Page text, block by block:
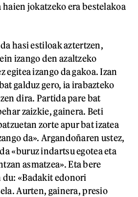
jokatzeko era bestelakoa
hasi estiloak aztertzen,
izango den azaltzeko
egitea izango da gakoa. Izan
galduz gero, ia irabazteko
dira. Partida pare bat
zaizkie, gainera. Beti
zorte apur bat izatea
da». Argandoñaren ustez,
«buruz indartsu egotea eta
asmatzea». Eta bere
du: «Badakit edonori
Aurten, gainera, presio